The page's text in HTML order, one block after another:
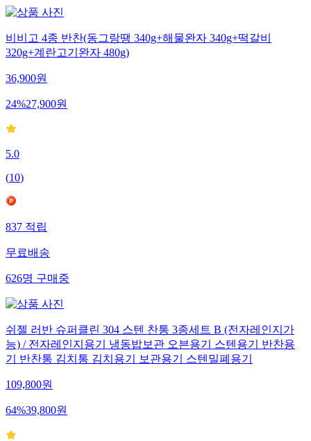
비비고 4종 반찬(동그랑땡 340g+해물완자 340g+떡갈비
320g+계란고기완자 480g)
36,900원
24%27,900원
5.0
(10)
837적립
무료배송
626명구매중
쉬젤 러반 슈퍼클린 304 스텐 찬통 3종세트 B (전자레인지가
능) / 전자레인지용기 냉동밥보관 오븐용기 스텐용기 반찬용
기 반찬통 김치통 김치용기 보관용기 스텐밀폐용기
109,800원
64%39,800원